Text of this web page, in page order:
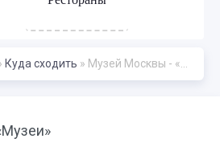
Куда сходить » Музей Москвы - «Музеи»